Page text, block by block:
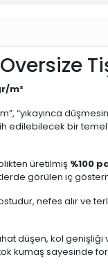
m²
“yıkayınca
edilebilecek bir
üretilmiş %100
görülen iç
nefes alır ve
düşen, kol
kumaş sayesinde